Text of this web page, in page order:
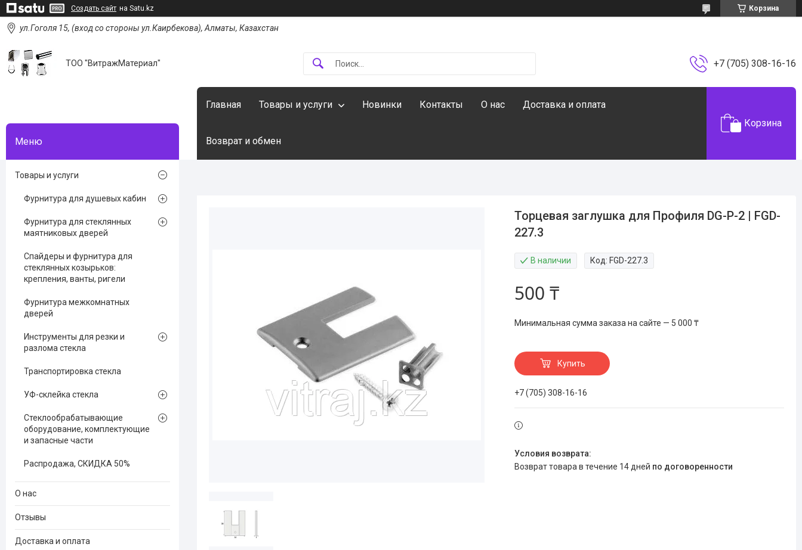
Создать сайт на Satu.kz Корзина
ул.Гоголя 15, (вход со стороны ул.Каирбекова), Алматы, Казахстан
ТОО "ВитражМатериал" +7 (705) 308-16-16
Главная Товары и услуги Новинки Контакты О нас Доставка и оплата
Возврат и обмен
Корзина
Торцевая заглушка для Профиля DG-P-2 | FGD-
227.3
В наличии Код: FGD-227.3
500 ₸
Минимальная сумма заказа на сайте — 5 000 ₸
Купить
+7 (705) 308-16-16
возврат товара в течение 14 дней по договоренности
Товары и услуги
Фурнитура для душевых кабин
Фурнитура для стеклянных
маятниковых дверей
Спайдеры и фурнитура для
стеклянных козырьков:
крепления, ванты, ригели
Фурнитура межкомнатных
дверей
Инструменты для резки и
разлома стекла
Транспортировка стекла
УФ-склейка стекла
Стеклообрабатывающие
оборудование, комплектующие
и запасные части
Распродажа, СКИДКА 50%
О нас
Отзывы
Доставка и оплата